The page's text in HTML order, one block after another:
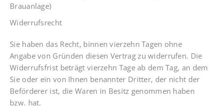
Brauanlage)
Widerrufsrecht
Sie haben das Recht, binnen vierzehn Tagen ohne
Angabe von Gründen diesen Vertrag zu widerrufen. Die
Widerrufsfrist beträgt vierzehn Tage ab dem Tag, an dem
Sie oder ein von Ihnen benannter Dritter, der nicht der
Beförderer ist, die Waren in Besitz genommen haben
bzw. hat.